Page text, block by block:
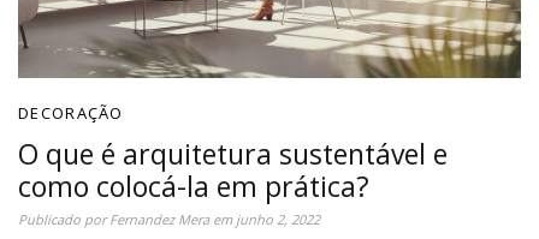
DECORAÇÃO
O que é arquitetura sustentável e
como colocá-la em prática?
Publicado porFernandez Meraem junho 2, 2022